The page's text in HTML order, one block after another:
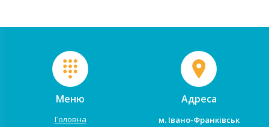
Меню
Головна
Адреса
м. Івано-Франківськ